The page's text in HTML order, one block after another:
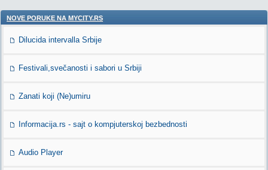
NOVE PORUKE NA MYCITY.RS
Dilucida intervalla Srbije
Festivali,svečanosti i sabori u Srbiji
Zanati koji (Ne)umiru
Informacija.rs - sajt o kompjuterskoj bezbednosti
Audio Player